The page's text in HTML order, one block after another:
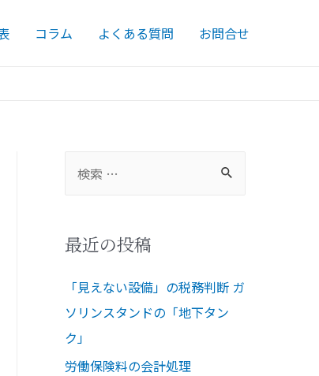
コラム よくある質問 お問合せ
最近の投稿
「見えない設備」の税務判断 ガ
ソリンスタンドの「地下タン
ク」
労働保険料の会計処理